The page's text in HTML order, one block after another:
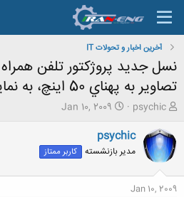
آخرین اخبار و تحولات IT
نسل جديد پروژکتور تلفن
تصاوير به پهناي 50 اينچ، به نمايش درآمد.
ش
و
ع
ک
psychic
ت
ر
ی
خ
Jan 10, 2009
psychic
مدیر بازنشسته کاربر ممتاز
Jan 10, 2009